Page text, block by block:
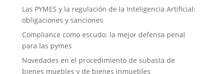
Las PYMES y la regulación de la Inteligencia Artificial:
obligaciones y sanciones
Compliance como escudo: la mejor defensa penal
para las pymes
Novedades en el procedimiento de subasta de
bienes muebles y de bienes inmuebles